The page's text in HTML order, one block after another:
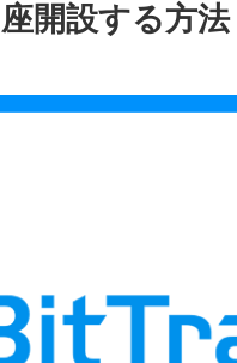
開設する方法